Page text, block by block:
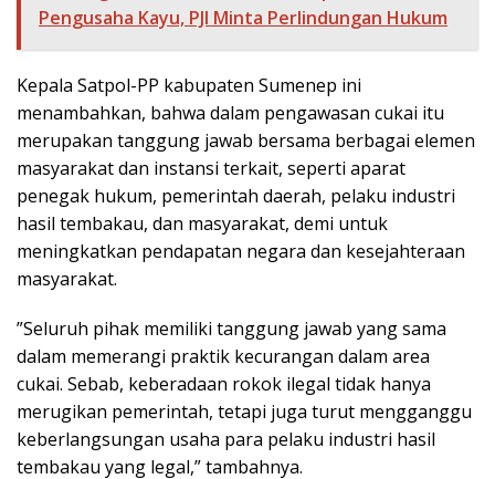
Pengusaha Kayu, PJI Minta Perlindungan Hukum
Kepala Satpol-PP kabupaten Sumenep ini
menambahkan, bahwa dalam pengawasan cukai itu
merupakan tanggung jawab bersama berbagai elemen
masyarakat dan instansi terkait, seperti aparat
penegak hukum, pemerintah daerah, pelaku industri
hasil tembakau, dan masyarakat, demi untuk
meningkatkan pendapatan negara dan kesejahteraan
masyarakat.
”Seluruh pihak memiliki tanggung jawab yang sama
dalam memerangi praktik kecurangan dalam area
cukai. Sebab, keberadaan rokok ilegal tidak hanya
merugikan pemerintah, tetapi juga turut mengganggu
keberlangsungan usaha para pelaku industri hasil
tembakau yang legal,” tambahnya.